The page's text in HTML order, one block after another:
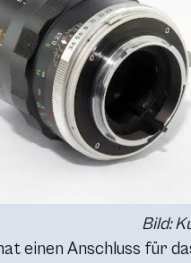
Bild:
einen Anschluss für